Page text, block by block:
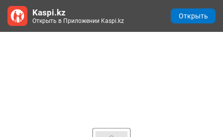
Kaspi.kz
Открыть в Приложении Kaspi.kz
Открыть